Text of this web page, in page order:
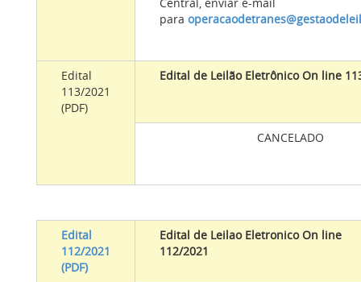
para
Edital
113/2021
(PDF)
Edital de Leilão Eletrônico On line
CANCELADO
Edital
112/2021
(PDF)
Edital de Leilao Eletronico On line
112/2021